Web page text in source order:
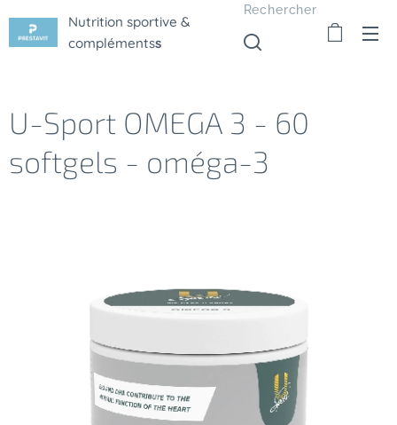
Nutrition sportive &
complémentss
Rechercher
U-Sport OMEGA 3 - 60
softgels - oméga-3